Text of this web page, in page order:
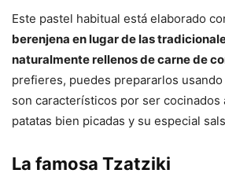
Este pastel habitual está elaborado
berenjena en lugar de las
naturalmente rellenos de carne de
prefieres, puedes prepararlos
son característicos por ser
patatas bien picadas y su especial
La famosa Tzatziki